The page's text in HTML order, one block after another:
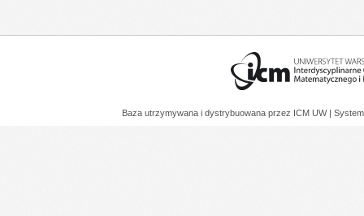
Baza utrzymywana i dystrybuowana przez ICM UW |